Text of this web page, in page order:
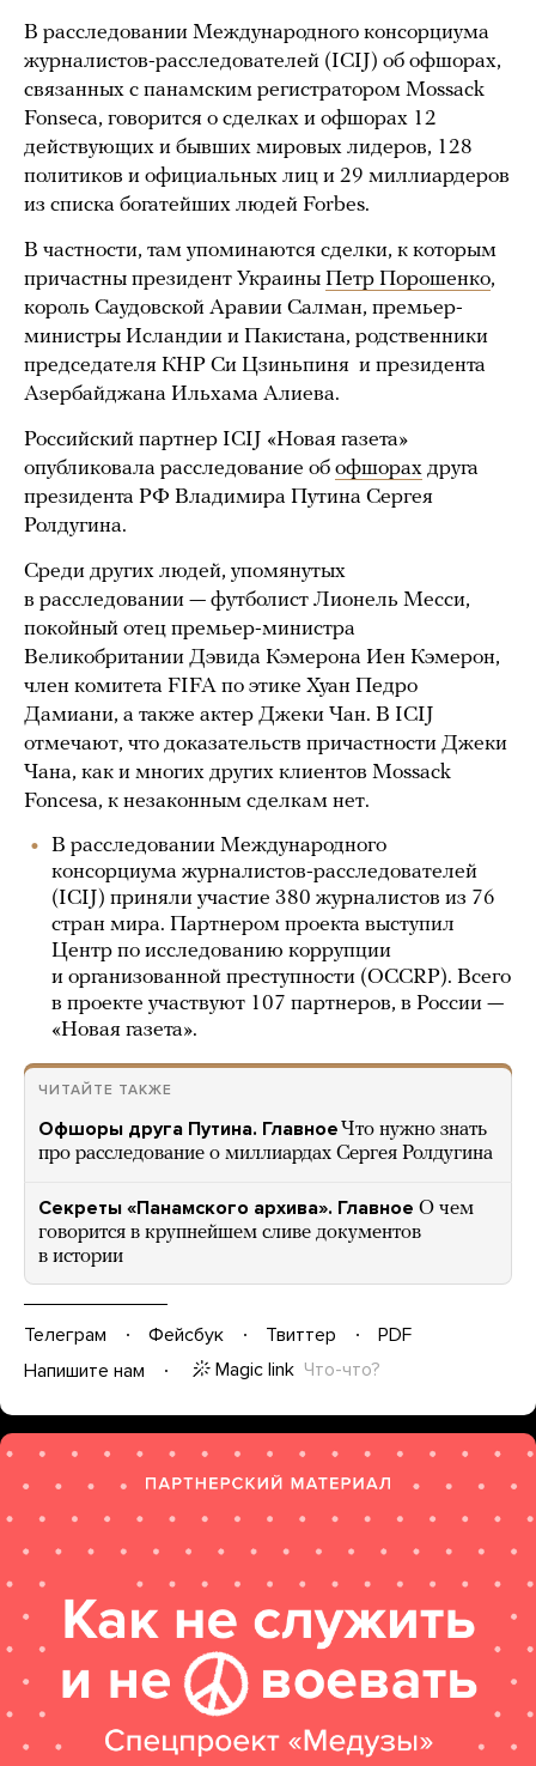
В расследовании Международного консорциума
журналистов-расследователей (ICIJ) об офшорах,
связанных с панамским регистратором Mossack
Fonseca, говорится о сделках и офшорах 12
действующих и бывших мировых лидеров, 128
политиков и официальных лиц и 29 миллиардеров
из списка богатейших людей Forbes.
В частности, там упоминаются сделки, к которым
причастны президент Украины Петр Порошенко,
король Саудовской Аравии Салман, премьер-
министры Исландии и Пакистана, родственники
председателя КНР Си Цзиньпиня и президента
Азербайджана Ильхама Алиева.
Российский партнер ICIJ «Новая газета»
опубликовала расследование об офшорах друга
президента РФ Владимира Путина Сергея
Ролдугина.
Среди других людей, упомянутых
в расследовании — футболист Лионель Месси,
покойный отец премьер-министра
Великобритании Дэвида Кэмерона Иен Кэмерон,
член комитета FIFA по этике Хуан Педро
Дамиани, а также актер Джеки Чан. В ICIJ
отмечают, что доказательств причастности Джеки
Чана, как и многих других клиентов Mossack
Foncesa, к незаконным сделкам нет.
В расследовании Международного
консорциума журналистов-расследователей
(ICIJ) приняли участие 380 журналистов из 76
стран мира. Партнером проекта выступил
Центр по исследованию коррупции
и организованной преступности (OCCRP). Всего
в проекте участвуют 107 партнеров, в России —
«Новая газета».
ЧИТАЙТЕ ТАКЖЕ
Офшоры друга Путина. Главное Что нужно знать
про расследование о миллиардах Сергея Ролдугина
Секреты «Панамского архива». Главное О чем
говорится в крупнейшем сливе документов
в истории
Телеграм Фейсбук Твиттер
PDF
Напишите нам
Magic link Что-что?